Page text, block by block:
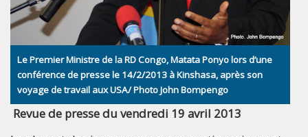
Le Premier Ministre de la RD Congo, Matata Ponyo lors d’une
conférence de presse le 14/2/2013 à Kinshasa, après son
voyage de travail aux USA/ Photo John Bompengo
Revue de presse du vendredi 19 avril 2013